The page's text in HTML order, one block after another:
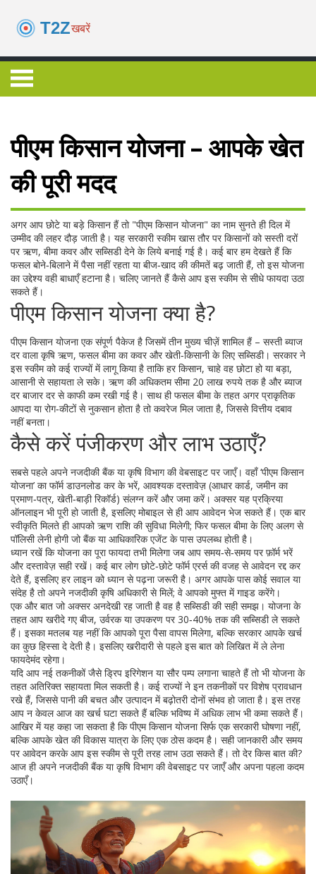
पीएम किसान योजना – आपके खेत
की पूरी मदद
अगर आप छोटे या बड़े किसान हैं तो "पीएम किसान योजना" का नाम सुनते ही दिल में
उम्मीद की लहर दौड़ जाती है। यह सरकारी स्कीम खास तौर पर किसानों को सस्ती दरों
पर ऋण, बीमा कवर और सब्सिडी देने के लिये बनाई गई है। कई बार हम देखते हैं कि
फसल बोने‑बिलाने में पैसा नहीं रहता या बीज‑खाद की कीमतें बढ़ जाती हैं, तो इस योजना
का उद्देश्य वही बाधाएँ हटाना है। चलिए जानते हैं कैसे आप इस स्कीम से सीधे फायदा उठा
सकते हैं।
पीएम किसान योजना क्या है?
पीएम किसान योजना एक संपूर्ण पैकेज है जिसमें तीन मुख्य चीज़ें शामिल हैं – सस्ती ब्याज
दर वाला कृषि ऋण, फसल बीमा का कवर और खेती‑किसानी के लिए सब्सिडी। सरकार ने
इस स्कीम को कई राज्यों में लागू किया है ताकि हर किसान, चाहे वह छोटा हो या बड़ा,
आसानी से सहायता ले सके। ऋण की अधिकतम सीमा 20 लाख रुपये तक है और ब्याज
दर बाजार दर से काफी कम रखी गई है। साथ ही फसल बीमा के तहत अगर प्राकृतिक
आपदा या रोग‑कीटों से नुकसान होता है तो कवरेज मिल जाता है, जिससे वित्तीय दबाव
नहीं बनता।
कैसे करें पंजीकरण और लाभ उठाएँ?
सबसे पहले अपने नजदीकी बैंक या कृषि विभाग की वेबसाइट पर जाएँ। वहाँ ‘पीएम किसान
योजना’ का फॉर्म डाउनलोड कर के भरें, आवश्यक दस्तावेज़ (आधार कार्ड, जमीन का
प्रमाण‑पत्र, खेती‑बाड़ी रिकॉर्ड) संलग्न करें और जमा करें। अक्सर यह प्रक्रिया
ऑनलाइन भी पूरी हो जाती है, इसलिए मोबाइल से ही आप आवेदन भेज सकते हैं। एक बार
स्वीकृति मिलते ही आपको ऋण राशि की सुविधा मिलेगी; फिर फसल बीमा के लिए अलग से
पॉलिसी लेनी होगी जो बैंक या आधिकारिक एजेंट के पास उपलब्ध होती है।
ध्यान रखें कि योजना का पूरा फायदा तभी मिलेगा जब आप समय‑से‑समय पर फ़ॉर्म भरें
और दस्तावेज़ सही रखें। कई बार लोग छोटे‑छोटे फॉर्म एरर्स की वजह से आवेदन रद्द कर
देते हैं, इसलिए हर लाइन को ध्यान से पढ़ना जरूरी है। अगर आपके पास कोई सवाल या
संदेह है तो अपने नजदीकी कृषि अधिकारी से मिलें; वे आपको मुफ्त में गाइड करेंगे।
एक और बात जो अक्सर अनदेखी रह जाती है वह है सब्सिडी की सही समझ। योजना के
तहत आप खरीदे गए बीज, उर्वरक या उपकरण पर 30‑40% तक की सब्सिडी ले सकते
हैं। इसका मतलब यह नहीं कि आपको पूरा पैसा वापस मिलेगा, बल्कि सरकार आपके खर्च
का कुछ हिस्सा दे देती है। इसलिए खरीदारी से पहले इस बात को लिखित में ले लेना
फायदेमंद रहेगा।
यदि आप नई तकनीकों जैसे ड्रिप इरिगेशन या सौर पम्प लगाना चाहते हैं तो भी योजना के
तहत अतिरिक्त सहायता मिल सकती है। कई राज्यों ने इन तकनीकों पर विशेष प्रावधान
रखे हैं, जिससे पानी की बचत और उत्पादन में बढ़ोतरी दोनों संभव हो जाता है। इस तरह
आप न केवल आज का खर्च घटा सकते हैं बल्कि भविष्य में अधिक लाभ भी कमा सकते हैं।
आखिर में यह कहा जा सकता है कि पीएम किसान योजना सिर्फ एक सरकारी घोषणा नहीं,
बल्कि आपके खेत की विकास यात्रा के लिए एक ठोस कदम है। सही जानकारी और समय
पर आवेदन करके आप इस स्कीम से पूरी तरह लाभ उठा सकते हैं। तो देर किस बात की?
आज ही अपने नजदीकी बैंक या कृषि विभाग की वेबसाइट पर जाएँ और अपना पहला कदम
उठाएँ।